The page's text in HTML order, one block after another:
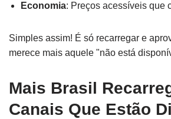
Economia: Preços acessíveis que
Simples assim! É só recarregar e
merece mais aquele "não está
Mais Brasil
Canais Que Estão